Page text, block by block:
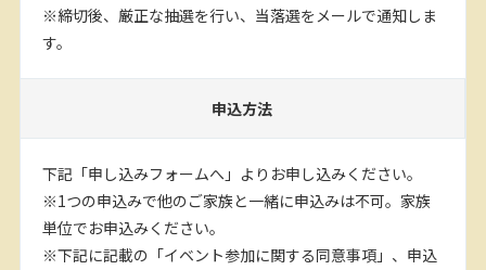
※締切後、厳正な抽選を行い、当落選をメールで通知しま
す。
申込方法
下記「申し込みフォームへ」よりお申し込みください。
※1つの申込みで他のご家族と一緒に申込みは不可。家族
単位でお申込みください。
※下記に記載の「イベント参加に関する同意事項」、申込